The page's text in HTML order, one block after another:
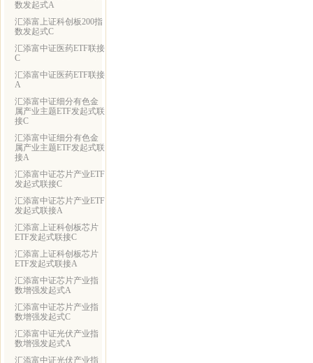
数发起式A
汇添富上证科创板200指
数发起式C
汇添富中证医药ETF联接
C
汇添富中证医药ETF联接
A
汇添富中证细分有色金
属产业主题ETF发起式联
接C
汇添富中证细分有色金
属产业主题ETF发起式联
接A
汇添富中证芯片产业ETF
发起式联接C
汇添富中证芯片产业ETF
发起式联接A
汇添富上证科创板芯片
ETF发起式联接C
汇添富上证科创板芯片
ETF发起式联接A
汇添富中证芯片产业指
数增强发起式A
汇添富中证芯片产业指
数增强发起式C
汇添富中证光伏产业指
数增强发起式A
汇添富中证光伏产业指